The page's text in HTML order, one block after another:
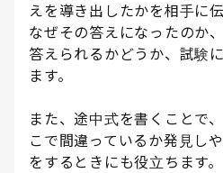
えを導き出したかを相手に
なぜその答えになったのか
答えられるかどうか、試験
ます。
また、途中式を書くことで
こで間違っているか発見し
をするときにも役立ちます。